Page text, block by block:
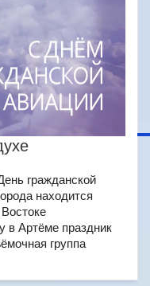
гражданской
находится
в Артёме праздник
группа